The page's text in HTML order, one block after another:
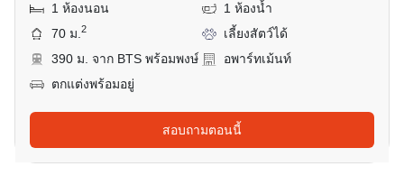
1 ห้องนอน
1 ห้องน้ำ
70 ม.2
เลี้ยงสัตว์ได้
390 ม. จาก BTS พร้อมพงษ์
อพาร์ทเม้นท์
ตกแต่งพร้อมอยู่
สอบถามตอนนี้